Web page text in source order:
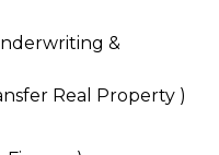
&
Real Property )